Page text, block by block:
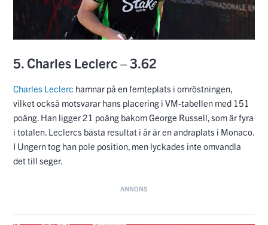
vilket också motsvarar hans placering i VM-tabellen med 151
poäng. Han ligger 21 poäng bakom George Russell, som är fyra
i totalen. Leclercs bästa resultat i år är en andraplats i Monaco.
det till seger.